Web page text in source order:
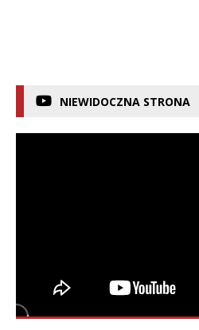
NIEWIDOCZNA STRONA